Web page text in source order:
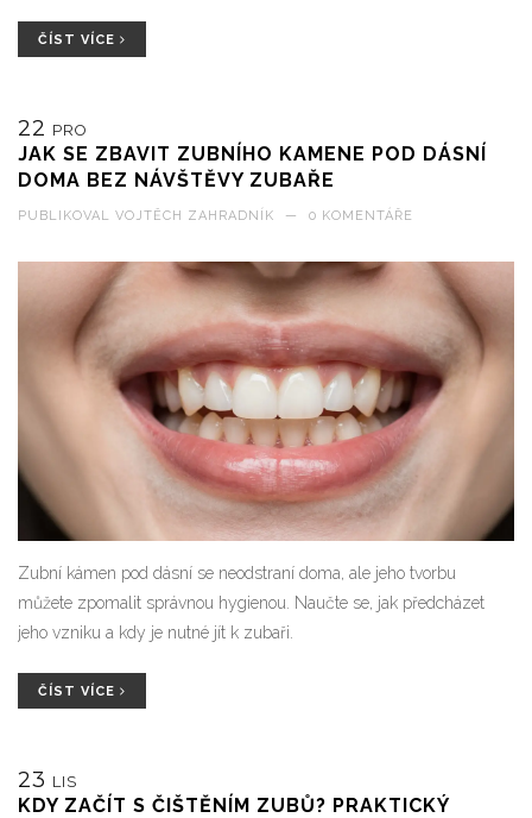
ČÍST VÍCE
22 PRO
JAK SE ZBAVIT ZUBNÍHO KAMENE POD DÁSNÍ
DOMA BEZ NÁVŠTĚVY ZUBAŘE
PUBLIKOVAL VOJTĚCH ZAHRADNÍK — 0 KOMENTÁŘE
Zubní kámen pod dásní se neodstraní doma, ale jeho tvorbu
můžete zpomalit správnou hygienou. Naučte se, jak předcházet
jeho vzniku a kdy je nutné jít k zubaři.
ČÍST VÍCE
23 LIS
KDY ZAČÍT S ČIŠTĚNÍM ZUBŮ? PRAKTICKÝ